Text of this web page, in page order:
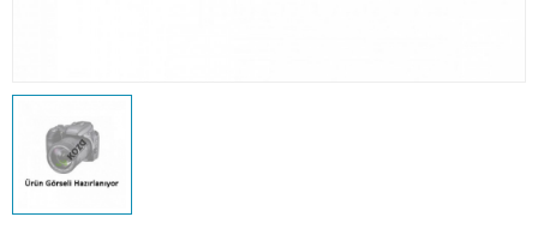
Aksesuarlar
Plaka Tanıma Sistemi